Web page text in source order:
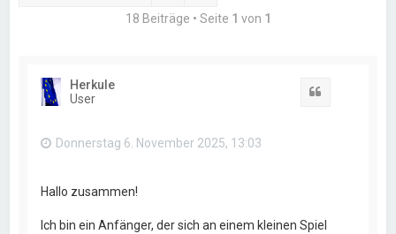
18 Beiträge • Seite 1 von 1
Herkule
User
Donnerstag 6. November 2025, 13:03
Hallo zusammen!
Ich bin ein Anfänger, der sich an einem kleinen Spiel